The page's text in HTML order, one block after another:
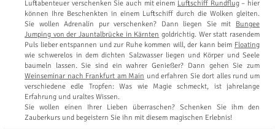
Luftabenteuer verschenken Sie auch mit einem Luftschiff Rundflug– hier
können Ihre Beschenkten in einem Luftschiff durch die Wolken gleiten.
Sie wollen Adrenalin pur verschenken? Dann liegen Sie mit Bungee
Jumping von der Jauntalbrücke in Kärnten goldrichtig. Wer statt rasendem
Puls lieber entspannen und zur Ruhe kommen will, der kann beim Floating
wie schwerelos in dem dichten Salzwasser liegen und Körper und Seele
baumeln lassen. Sie sind ein wahrer Genießer? Dann gehen Sie zum
Weinseminar nach Frankfurt am Main und erfahren Sie dort alles rund um
verschiedene edle Tropfen: Was wie Magie schmeckt, ist jahrelange
Erfahrung und uraltes Wissen.
Sie wollen einen Ihrer Lieben überraschen? Schenken Sie ihm den
Zauberkurs und begeistern Sie ihn mit diesem magischen Erlebnis!